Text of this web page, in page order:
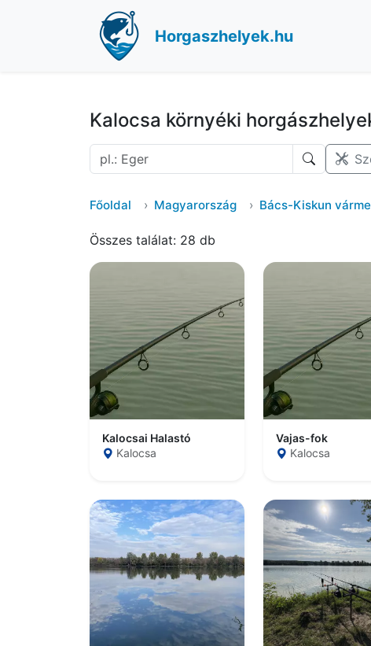
Horgaszhelyek.hu
Kalocsa környéki
Főoldal Magyarország Bács-Kiskun
Összes találat: 28 db
Kalocsai Halastó
Kalocsa
Vajas-fok
Kalocsa